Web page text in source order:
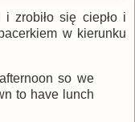
zrobiło się ciepło i
w kierunku
so we
to have lunch